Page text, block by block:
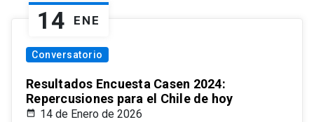
14 ENE
Conversatorio
Resultados Encuesta Casen 2024:
Repercusiones para el Chile de hoy
14 de Enero de 2026